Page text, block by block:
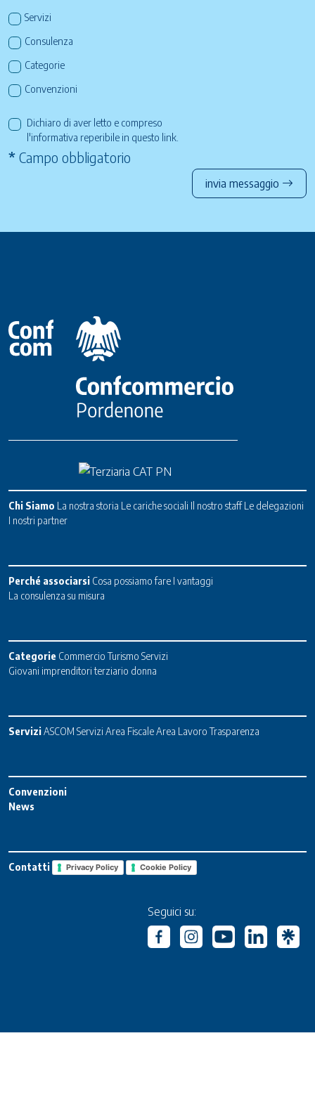
Servizi
Consulenza
Categorie
Convenzioni
Dichiaro di aver letto e compreso
l'informativa reperibile in questo link
* Campo obbligatorio
invia messaggio
Chi Siamo La nostra storia Le cariche sociali Il nostro staff Le delegazioni
I nostri partner
Perché associarsi Cosa possiamo fare I vantaggi
La consulenza su misura
Categorie Commercio Turismo Servizi
Giovani imprenditori terziario donna
ServiziASCOM Servizi Area FiscaleArea Lavoro Trasparenza
Convenzioni
News
Contatti Privacy Policy Cookie Policy
Seguici su: